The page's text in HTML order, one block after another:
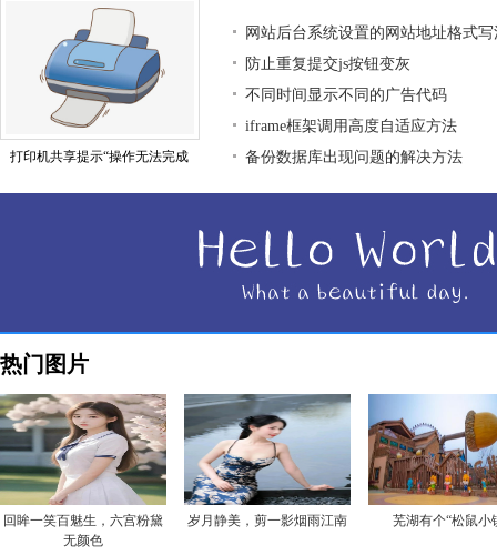
打印机共享提示“操作无法完成
网站后台系统设置的网站地址格式写
防止重复提交js按钮变灰
不同时间显示不同的广告代码
iframe框架调用高度自适应方法
备份数据库出现问题的解决方法
热门图片
回眸一笑百魅生，六宫粉黛
无颜色
岁月静美，剪一影烟雨江南 芜湖有个“松鼠小